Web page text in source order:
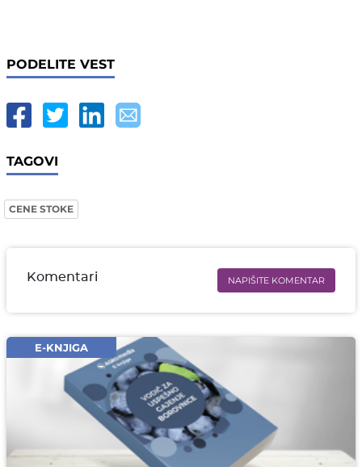
PODELITE VEST
TAGOVI
CENE STOKE
Komentari NAPIŠITE KOMENTAR
Email* obavezno
Komentar* obavezno
E-KNJIGA